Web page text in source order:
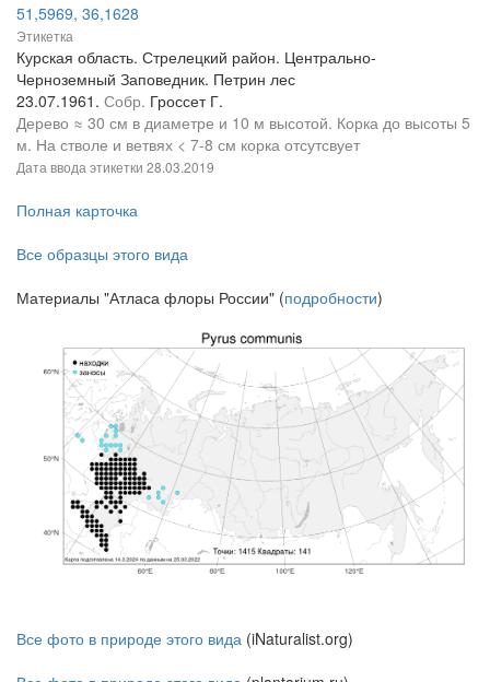
51,5969, 36,1628
Этикетка
Курская область. Стрелецкий район. Центрально-
Черноземный Заповедник. Петрин лес
23.07.1961. Собр. Гроссет Г.
Дерево ≈ 30 см в диаметре и 10 м высотой. Корка до высоты 5
м. На стволе и ветвях < 7-8 см корка отсутсвует
Дата ввода этикетки 28.03.2019
Полная карточка
Все образцы этого вида
Материалы "Атласа флоры России" (подробности)
Все фото в природе этого вида (iNaturalist.org)